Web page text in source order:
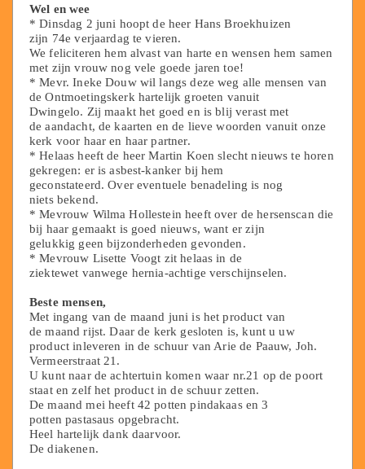
Wel en wee
* Dinsdag 2 juni hoopt de heer Hans Broekhuizen
zijn 74e verjaardag te vieren.
We feliciteren hem alvast van harte en wensen hem samen
met zijn vrouw nog vele goede jaren toe!
* Mevr. Ineke Douw wil langs deze weg alle mensen van
de Ontmoetingskerk hartelijk groeten vanuit
Dwingelo. Zij maakt het goed en is blij verast met
de aandacht, de kaarten en de lieve woorden vanuit onze
kerk voor haar en haar partner.
* Helaas heeft de heer Martin Koen slecht nieuws te horen
gekregen: er is asbest-kanker bij hem
geconstateerd. Over eventuele benadeling is nog
niets bekend.
* Mevrouw Wilma Hollestein heeft over de hersenscan die
bij haar gemaakt is goed nieuws, want er zijn
gelukkig geen bijzonderheden gevonden.
* Mevrouw Lisette Voogt zit helaas in de
ziektewet vanwege hernia-achtige verschijnselen.
Beste mensen,
Met ingang van de maand juni is het product van
de maand rijst. Daar de kerk gesloten is, kunt u uw
product inleveren in de schuur van Arie de Paauw, Joh.
Vermeerstraat 21.
U kunt naar de achtertuin komen waar nr.21 op de poort
staat en zelf het product in de schuur zetten.
De maand mei heeft 42 potten pindakaas en 3
potten pastasaus opgebracht.
Heel hartelijk dank daarvoor.
De diakenen.